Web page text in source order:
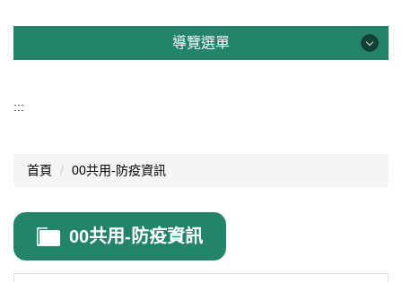
導覽選單
認識西松
網路資源
:::
首頁 00共用-防疫資訊
00共用-防疫資訊